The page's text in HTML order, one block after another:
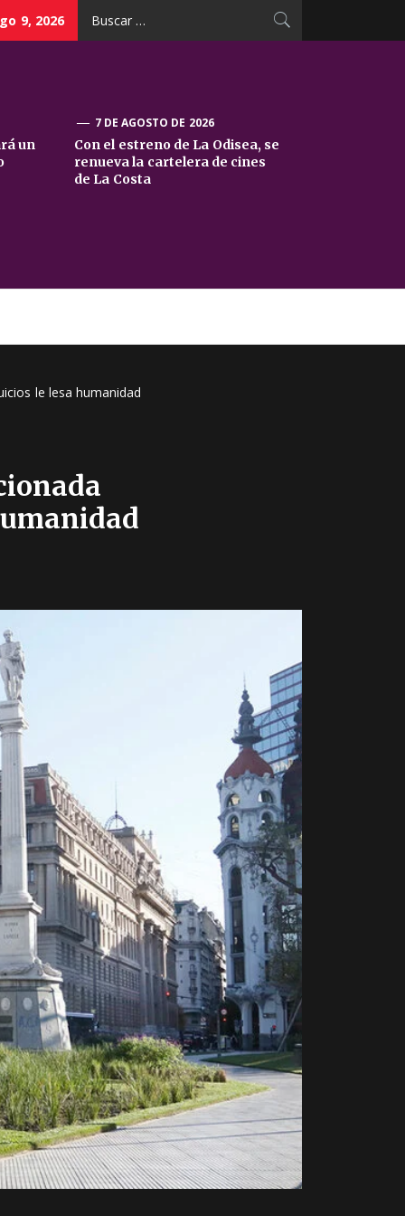
9, 2026
un
7 DE AGOSTO DE 2026
Con el estreno de La Odisea, se
renueva la cartelera de cines
de La Costa
le lesa humanidad